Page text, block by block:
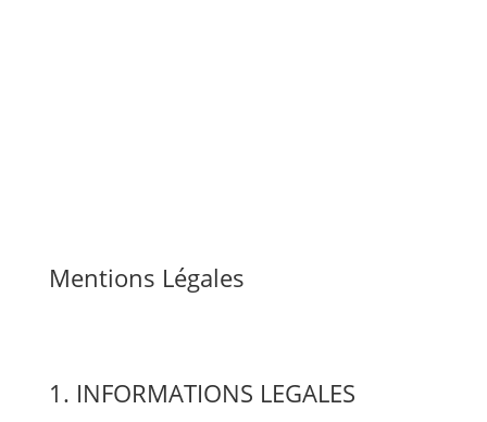
Mentions Légales
1. INFORMATIONS LEGALES